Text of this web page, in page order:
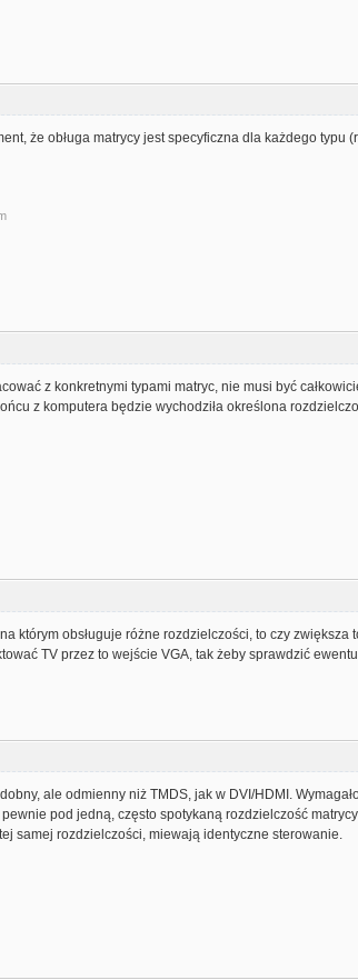
że obługa matrycy jest specyficzna dla każdego typu
z konkretnymi typami matryc, nie musi być
z komputera będzie wychodziła określona
którym obsługuje różne rozdzielczości, to czy zwiększa
TV przez to wejście VGA, tak żeby sprawdzić
ale odmienny niż TMDS, jak w DVI/HDMI.
pod jedną, często spotykaną rozdzielczość
samej rozdzielczości, miewają identyczne sterowanie.